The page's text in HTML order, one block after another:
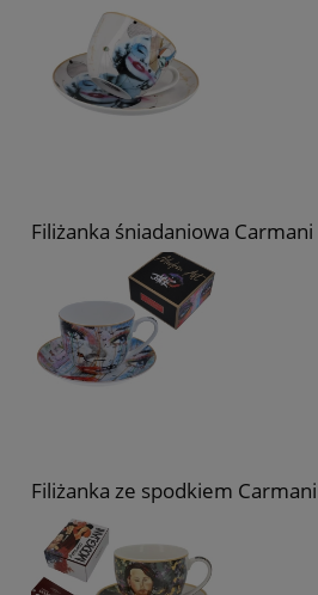
Filiżanka śniadaniowa Carmani
Filiżanka ze spodkiem